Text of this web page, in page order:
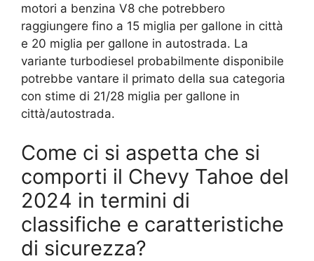
motori a benzina V8 che potrebbero
raggiungere fino a 15 miglia per gallone in città
e 20 miglia per gallone in autostrada. La
variante turbodiesel probabilmente disponibile
potrebbe vantare il primato della sua categoria
con stime di 21/28 miglia per gallone in
città/autostrada.
Come ci si aspetta che si
comporti il Chevy Tahoe del
2024 in termini di
classifiche e caratteristiche
di sicurezza?